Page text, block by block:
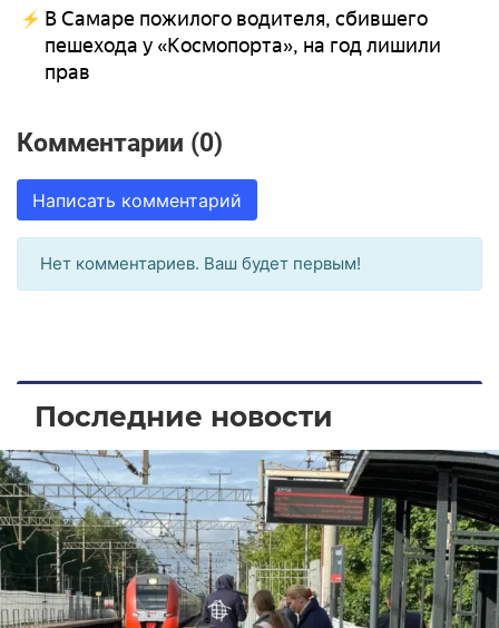
В Самаре пожилого водителя, сбившего
пешехода у «Космопорта», на год лишили
прав
Комментарии (0)
Написать комментарий
Нет комментариев. Ваш будет первым!
Последние новости